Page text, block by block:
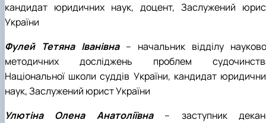
кандидат юридичних наук, доцент, Заслужений
України
Фулей Тетяна Іванівна– начальник відділу
методичних досліджень проблем
Національної школи суддів України, кандидат
наук, Заслужений юрист України
Улютіна Олена Анатоліївна– заступник